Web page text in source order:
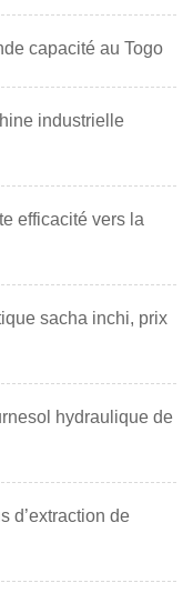
capacité au Togo
industrielle
efficacité vers la
sacha inchi, prix
hydraulique de
d’extraction de